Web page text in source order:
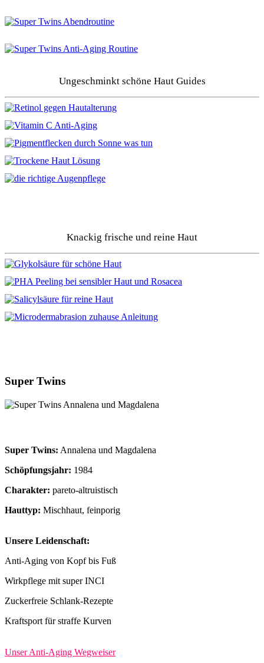
Ungeschminkt schöne Haut Guides
Knackig frische und reine Haut
Super Twins
Super Twins: Annalena und Magdalena
Schöpfungsjahr: 1984
Charakter: pareto-altruistisch
Hauttyp: Mischhaut, feinporig
Unsere Leidenschaft:
Anti-Aging von Kopf bis Fuß
Wirkpflege mit super INCI
Zuckerfreie Schlank-Rezepte
Kraftsport für straffe Kurven
Unser Anti-Aging Wegweiser